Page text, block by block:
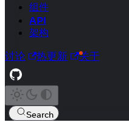
组件
API
架构
讨论 热更新 关于
Search